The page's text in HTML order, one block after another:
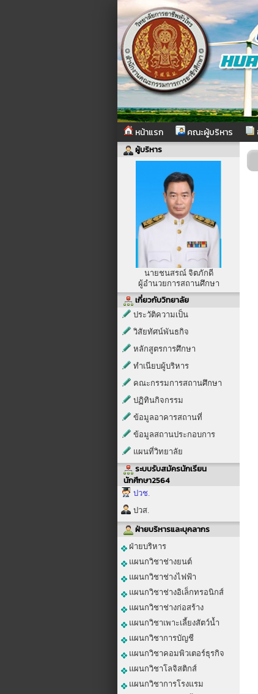
หน้าแรก คณะผู้บริหาร
ผู้บริหาร
นายชนสรณ์ จิตภักดี
ผู้อำนวยการสถานศึกษา
เกี่ยวกับวิทยาลัย
ประวัติความเป็น
วิสัยทัศน์พันธกิจ
หลักสูตรการศึกษา
ทำเนียบผู้บริหาร
คณะกรรมการสถานศึกษา
ปฏิทินกิจกรรม
ข้อมูลอาคารสถานที่
ข้อมูลสถานประกอบการ
แผนที่วิทยาลัย
ระบบรับสมัครนักเรียน
นักศึกษา2564
ปวช.
ปวส.
ฝ่ายบริหารและบุคลากร
ฝ่ายบริหาร
แผนกวิชาช่างยนต์
แผนกวิชาช่างไฟฟ้า
แผนกวิชาช่างอิเล็กทรอนิกส์
แผนกวิชาช่างก่อสร้าง
แผนกวิชาเพาะเลี้ยงสัตว์น้ำ
แผนกวิชาการบัญชี
แผนกวิชาคอมพิวเตอร์ธุรกิจ
แผนกวิชาโลจิสติกส์
แผนกวิชาการโรงแรม